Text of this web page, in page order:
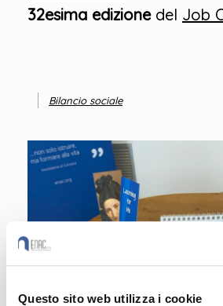
Questo sito web utilizza i cookie
32esima edizionedel Job
Bilancio sociale